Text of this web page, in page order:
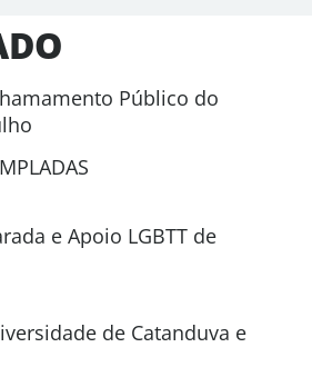
Público do
e Apoio LGBTT de
de Catanduva e